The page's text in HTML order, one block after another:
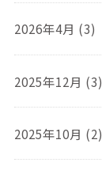
2026年4月 (3)
2025年12月 (3)
2025年10月 (2)